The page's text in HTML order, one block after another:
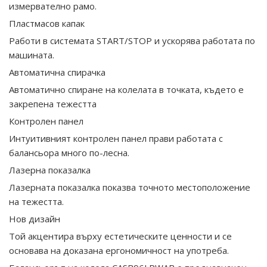
измервателно рамо.
Пластмасов капак
Работи в системата START/STOP и ускорява работата по
машината.
Автоматична спирачка
Автоматично спиране на колелата в точката, където е
закрепена тежестта
Контролен панел
Интуитивният контролен панел прави работата с
балансьора много по-лесна.
Лазерна показалка
Лазерната показалка показва точното местоположение
на тежестта.
Нов дизайн
Той акцентира върху естетическите ценности и се
основава на доказана ергономичност на употреба.